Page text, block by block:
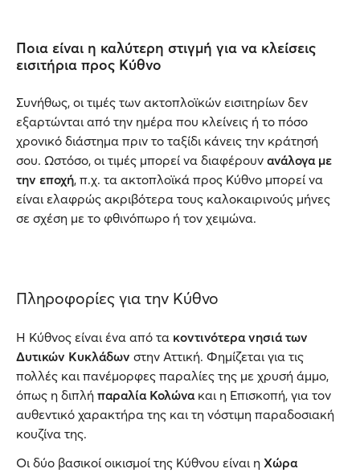
Ποια είναι η καλύτερη στιγμή για να κλείσεις
εισιτήρια προς Κύθνο
Συνήθως, οι τιμές των ακτοπλοϊκών εισιτηρίων δεν
εξαρτώνται από την ημέρα που κλείνεις ή το πόσο
χρονικό διάστημα πριν το ταξίδι κάνεις την κράτησή
σου. Ωστόσο, οι τιμές μπορεί να διαφέρουν ανάλογα με
την εποχή, π.χ. τα ακτοπλοϊκά προς Κύθνο μπορεί να
είναι ελαφρώς ακριβότερα τους καλοκαιρινούς μήνες
σε σχέση με το φθινόπωρο ή τον χειμώνα.
Πληροφορίες για την Κύθνο
Η Κύθνος είναι ένα από τα κοντινότερα νησιά των
Δυτικών Κυκλάδων στην Αττική. Φημίζεται για τις
πολλές και πανέμορφες παραλίες της με χρυσή άμμο,
όπως η διπλή παραλία Κολώνακαι η Επισκοπή, για τον
αυθεντικό χαρακτήρα της και τη νόστιμη παραδοσιακή
κουζίνα της.
Οι δύο βασικοί οικισμοί της Κύθνου είναι η Χώρα